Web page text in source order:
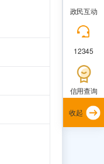
政民互动
12345
信用查询
收起